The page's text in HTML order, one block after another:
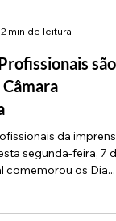
2 min de leitura
são
da imprensa